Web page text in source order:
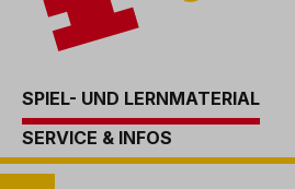
SPIEL- UND LERNMATERIAL
SERVICE & INFOS